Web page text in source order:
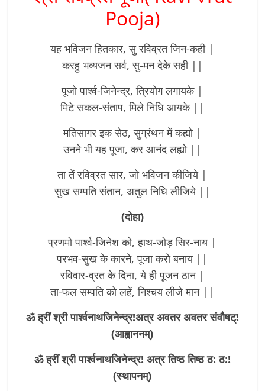
Pooja)
यह भविजन हितकार, सु रविव्रत जिन-कही |
करहु भव्यजन सर्व, सु-मन देके सही ||
पूजो पार्श्व-जिनेन्द्र, त्रियोग लगायके |
मिटे सकल-संताप, मिले निधि आयके ||
मतिसागर इक सेठ, सुग्रंथन में कह्यो |
उनने भी यह पूजा, कर आनंद लह्यो ||
ता तें रविव्रत सार, जो भविजन कीजिये |
सुख सम्पति संतान, अतुल निधि लीजिये ||
(दोहा)
प्रणमो पार्श्व-जिनेश को, हाथ-जोड़ सिर-नाय |
परभव-सुख के कारने, पूजा करो बनाय ||
रविवार-व्रत के दिना, ये ही पूजन ठान |
ता-फल सम्पति को लहें, निश्चय लीजे मान ||
ॐ ह्रीं श्री पार्श्वनाथजिनेन्द्र!अत्र अवतर अवतर संवौषट्!
(आह्वाननम्)
ॐ ह्रीं श्री पार्श्वनाथजिनेन्द्र! अत्र तिष्ठ तिष्ठ ठ: ठ:!
(स्थापनम्)